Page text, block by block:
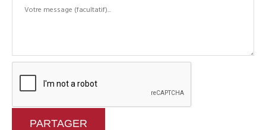
PARTAGER